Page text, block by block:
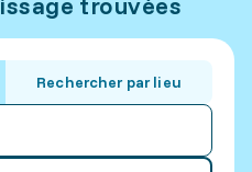
Rechercher par lieu